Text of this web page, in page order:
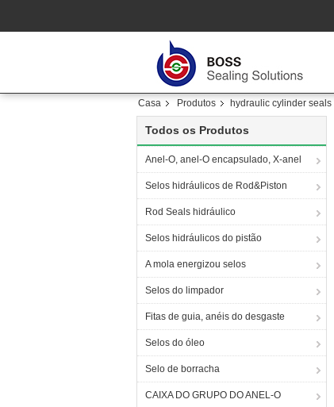
Casa Produtos hydraulic cylinder seals
Todos os Produtos
Anel-O, anel-O encapsulado, X-anel
Selos hidráulicos de Rod&Piston
Rod Seals hidráulico
Selos hidráulicos do pistão
A mola energizou selos
Selos do limpador
Fitas de guia, anéis do desgaste
Selos do óleo
Selo de borracha
CAIXA DO GRUPO DO ANEL-O